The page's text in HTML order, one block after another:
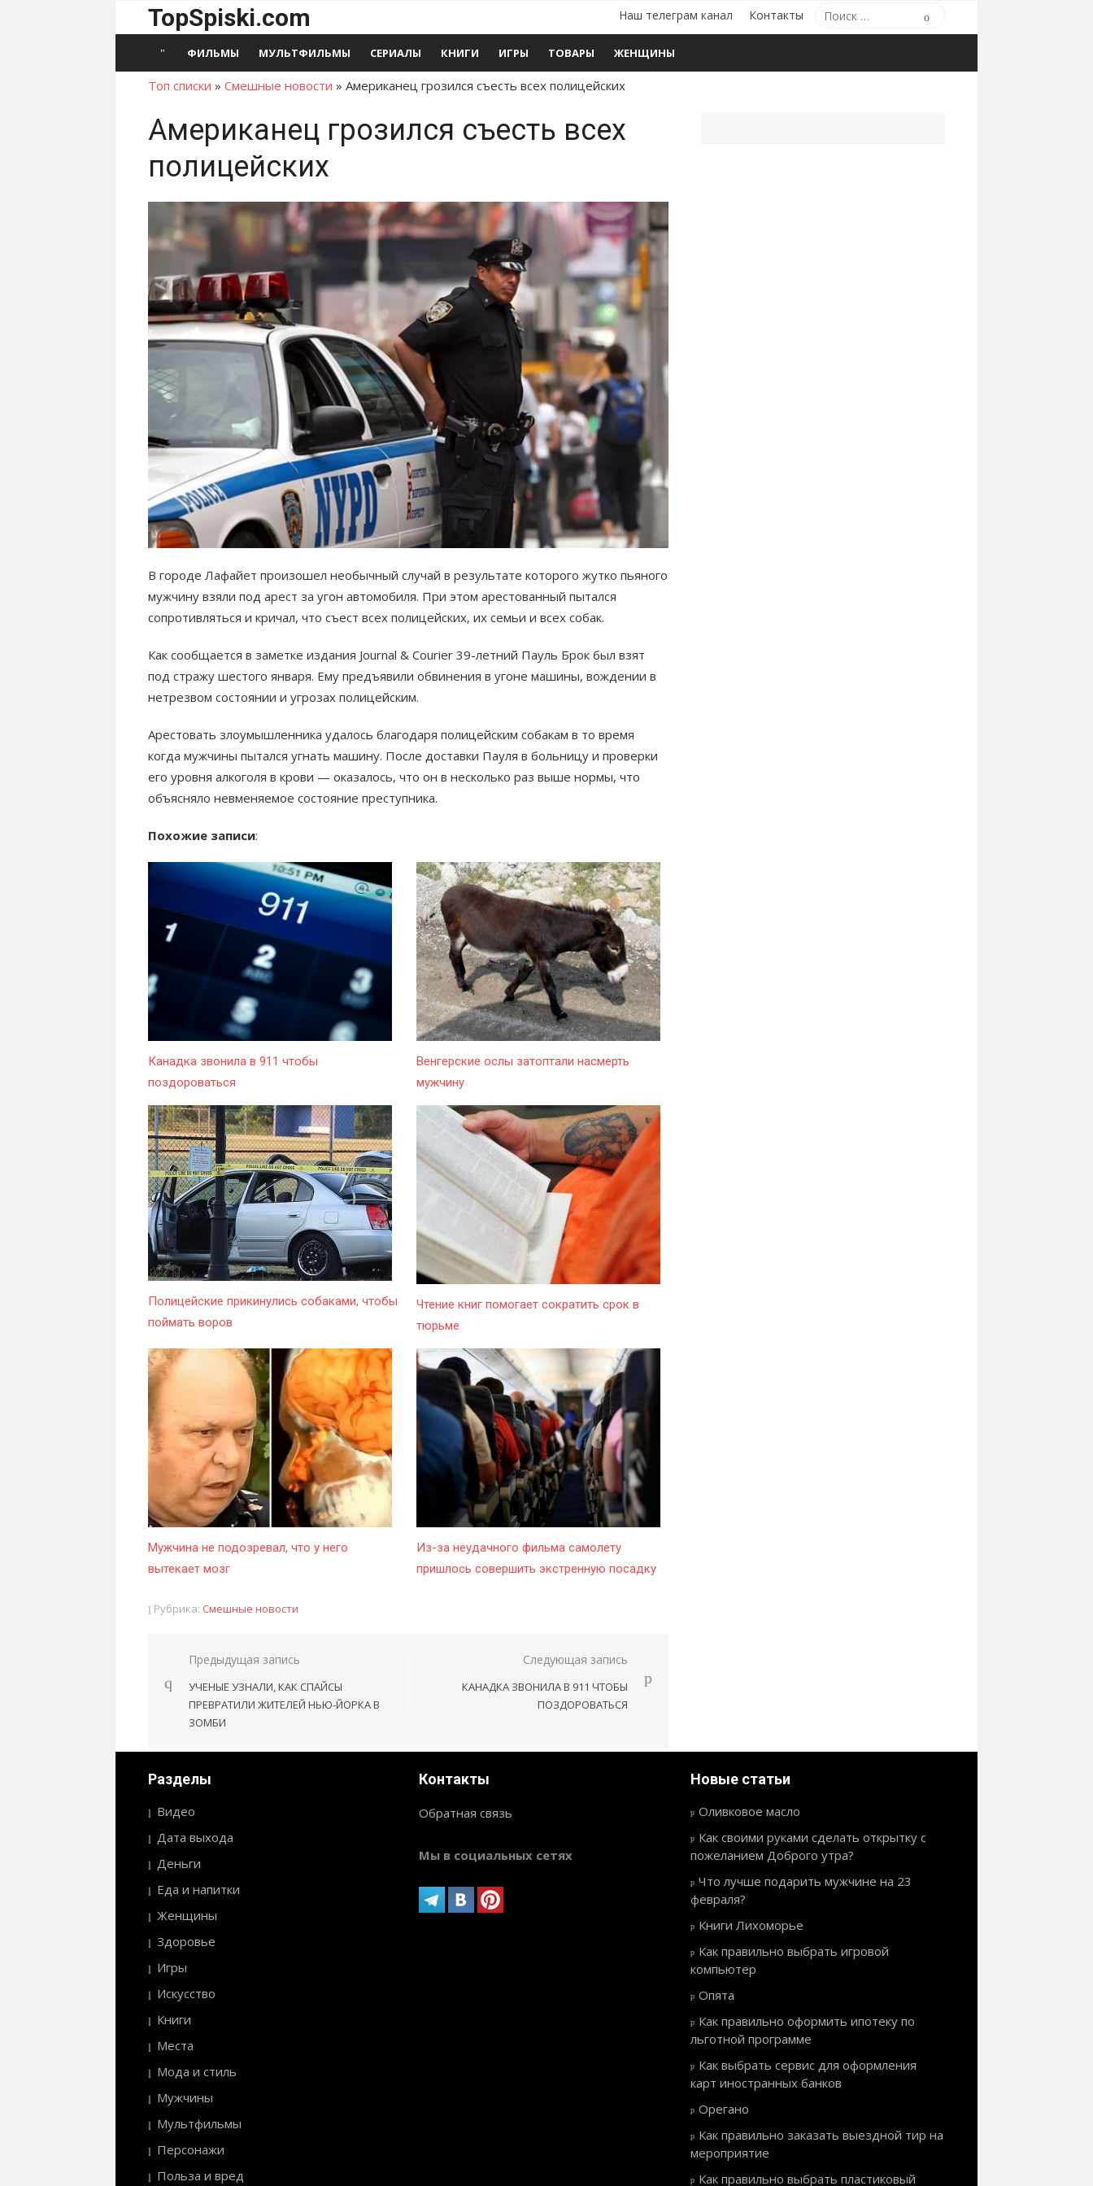
TopSpiski.com
Поиск
по:
Наш телеграм канал Контакты
ФИЛЬМЫ МУЛЬТФИЛЬМЫ СЕРИАЛЫ КНИГИ ИГРЫ ТОВАРЫ ЖЕНЩИНЫ
Топ списки » Смешные новости » Американец грозился съесть всех полицейских
Американец грозился съесть всех
полицейских
В городе Лафайет произошел необычный случай в результате которого жутко пьяного
мужчину взяли под арест за угон автомобиля. При этом арестованный пытался
сопротивляться и кричал, что съест всех полицейских, их семьи и всех собак.
Как сообщается в заметке издания Journal & Courier 39-летний Пауль Брок был взят
под стражу шестого января. Ему предъявили обвинения в угоне машины, вождении в
нетрезвом состоянии и угрозах полицейским.
Арестовать злоумышленника удалось благодаря полицейским собакам в то время
когда мужчины пытался угнать машину. После доставки Пауля в больницу и проверки
его уровня алкоголя в крови — оказалось, что он в несколько раз выше нормы, что
объясняло невменяемое состояние преступника.
Похожие записи:
Канадка звонила в 911 чтобы
поздороваться
Венгерские ослы затоптали насмерть
мужчину
Полицейские прикинулись собаками, чтобы
поймать воров
Чтение книг помогает сократить срок в
тюрьме
Мужчина не подозревал, что у него
вытекает мозг
Из-за неудачного фильма самолету
пришлось совершить экстренную посадку
Рубрика: Смешные новости
Навигация
записям
Предыдущая запись
УЧЕНЫЕ УЗНАЛИ, КАК СПАЙСЫ
ПРЕВРАТИЛИ ЖИТЕЛЕЙ НЬЮ-ЙОРКА В
ЗОМБИ
Следующая запись
КАНАДКА ЗВОНИЛА В 911 ЧТОБЫ
ПОЗДОРОВАТЬСЯ
Разделы
Видео
Дата выхода
Деньги
Еда и напитки
Женщины
Здоровье
Игры
Искусство
Книги
Места
Мода и стиль
Мужчины
Мультфильмы
Персонажи
Польза и вред
Контакты
Обратная связь
Мы в социальных сетях
Новые статьи
Оливковое масло
Как своими руками сделать открытку с
пожеланием Доброго утра?
Что лучше подарить мужчине на 23
февраля?
Книги Лихоморье
Как правильно выбрать игровой
компьютер
Опята
Как правильно оформить ипотеку по
льготной программе
Как выбрать сервис для оформления
карт иностранных банков
Орегано
Как правильно заказать выездной тир на
мероприятие
Как правильно выбрать пластиковый